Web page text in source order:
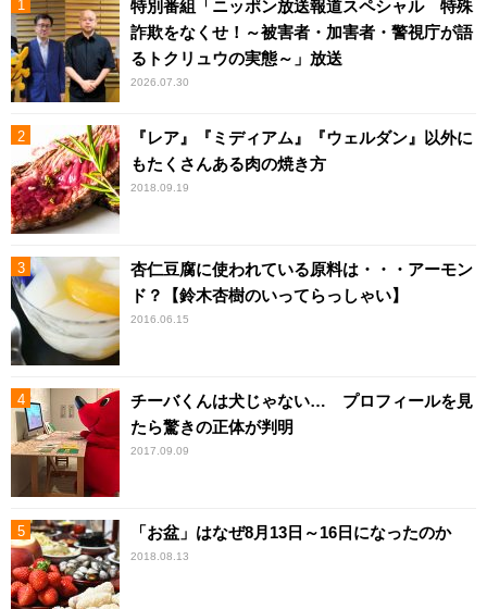
特別番組「ニッポン放送報道スペシャル 特殊
詐欺をなくせ！～被害者・加害者・警視庁が語
るトクリュウの実態～」放送
2026.07.30
『レア』『ミディアム』『ウェルダン』以外に
もたくさんある肉の焼き方
2018.09.19
杏仁豆腐に使われている原料は・・・アーモン
ド？【鈴木杏樹のいってらっしゃい】
2016.06.15
チーバくんは犬じゃない… プロフィールを見
たら驚きの正体が判明
2017.09.09
「お盆」はなぜ8月13日～16日になったのか
2018.08.13